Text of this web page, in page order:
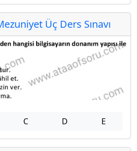
Üç Ders Sınavı
C D E